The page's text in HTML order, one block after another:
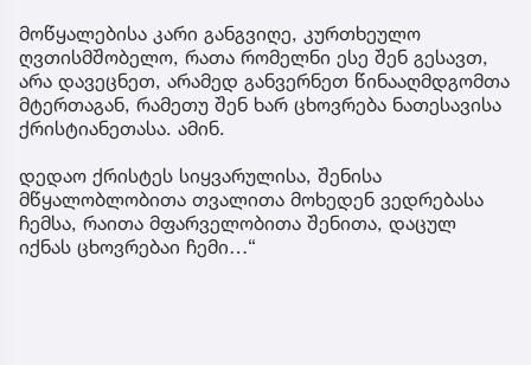
მოწყალებისა კარი განგვიღე, კურთხეულო
ღვთისმშობელო, რათა რომელნი ესე შენ გესავთ,
არა დავეცნეთ, არამედ განვერნეთ წინააღმდგომთა
მტერთაგან, რამეთუ შენ ხარ ცხოვრება ნათესავისა
ქრისტიანეთასა. ამინ.
დედაო ქრისტეს სიყვარულისა, შენისა
მწყალობლობითა თვალითა მოხედენ ვედრებასა
ჩემსა, რაითა მფარველობითა შენითა, დაცულ
იქნას ცხოვრებაი ჩემი…“